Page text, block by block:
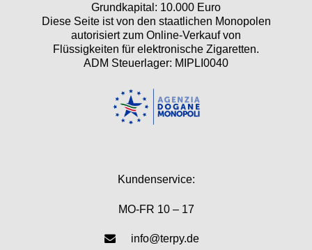
Grundkapital: 10.000 Euro
Diese Seite ist von den staatlichen Monopolen
autorisiert zum Online-Verkauf von
Flüssigkeiten für elektronische Zigaretten.
ADM Steuerlager: MIPLI0040
Kundenservice:
MO-FR 10 – 17
info@terpy.de